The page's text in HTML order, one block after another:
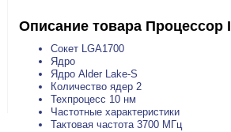
Описание товара Процессор
Сокет LGA1700
Ядро
Ядро Alder Lake-S
Количество ядер 2
Техпроцесс 10 нм
Частотные характеристики
Тактовая частота 3700 МГц